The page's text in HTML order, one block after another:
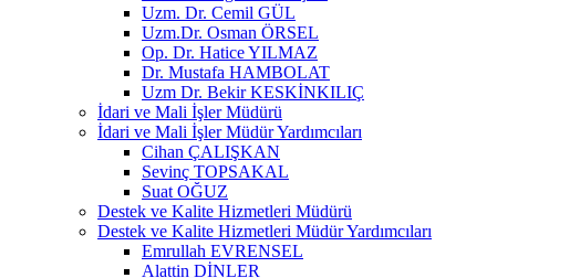
Uzm. Dr. Cemil GÜL
Uzm.Dr. Osman ÖRSEL
Op. Dr. Hatice YILMAZ
Dr. Mustafa HAMBOLAT
Uzm Dr. Bekir KESKİNKILIÇ
İdari ve Mali İşler Müdürü
İdari ve Mali İşler Müdür Yardımcıları
Cihan ÇALIŞKAN
Sevinç TOPSAKAL
Suat OĞUZ
Destek ve Kalite Hizmetleri Müdürü
Destek ve Kalite Hizmetleri Müdür Yardımcıları
Emrullah EVRENSEL
Alattin DİNLER